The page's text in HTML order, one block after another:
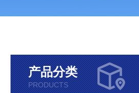
产品分类
PRODUCTS